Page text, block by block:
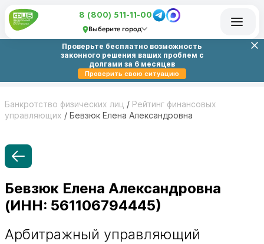
8 (800) 511-11-00
Выберите город
Проверьте бесплатно возможность
законного решения ваших проблем с
долгами за 6 месяцев
Проверить свою ситуацию
Банкротство физических лиц / Рейтинг финансовых
управляющих / Бевзюк Елена Александровна
Бевзюк Елена Александровна
(ИНН: 561106794445)
Арбитражный управляющий